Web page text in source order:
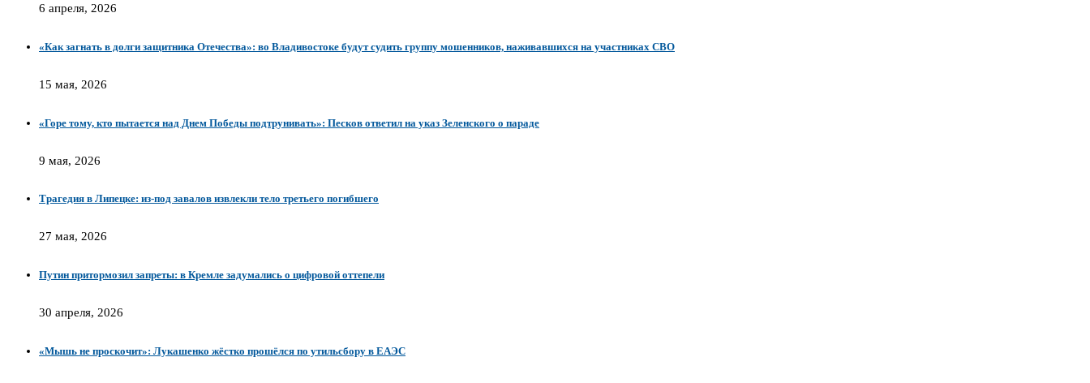
6 апреля, 2026
«Как загнать в долги защитника Отечества»: во Владивостоке будут судить группу мошенников, наживавшихся на участниках СВО
15 мая, 2026
«Горе тому, кто пытается над Днем Победы подтрунивать»: Песков ответил на указ Зеленского о параде
9 мая, 2026
Трагедия в Липецке: из-под завалов извлекли тело третьего погибшего
27 мая, 2026
Путин притормозил запреты: в Кремле задумались о цифровой оттепели
30 апреля, 2026
«Мышь не проскочит»: Лукашенко жёстко прошёлся по утильсбору в ЕАЭС